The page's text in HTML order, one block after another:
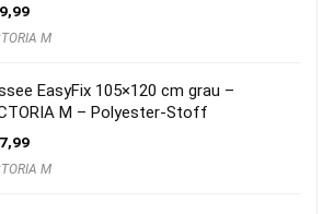
M
EasyFix 105×120 cm grau –
M – Polyester-Stoff
M